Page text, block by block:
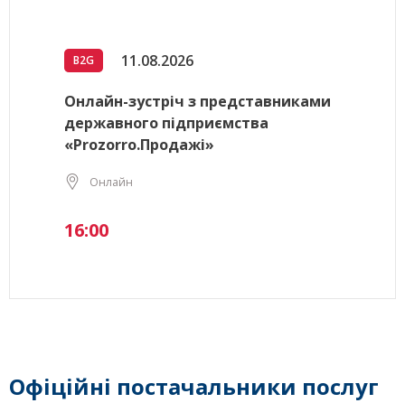
B2G 11.08.2026
Онлайн-зустріч з представниками
державного підприємства
«Prozorro.Продажі»
Онлайн
16:00
Офіційні постачальники послуг